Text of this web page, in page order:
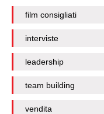
film consigliati
interviste
leadership
team building
vendita